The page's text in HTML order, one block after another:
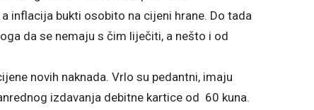
inflacija bukti osobito na cijeni hrane. Do tada
da se nemaju s čim liječiti, a nešto i od
novih naknada. Vrlo su pedantni, imaju
izdavanja debitne kartice od 60 kuna.